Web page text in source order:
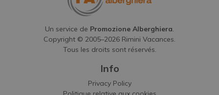
Un service de Promozione Alberghiera.
Copyright © 2005–2026 Rimini Vacances.
Tous les droits sont réservés.
Info
Privacy Policy